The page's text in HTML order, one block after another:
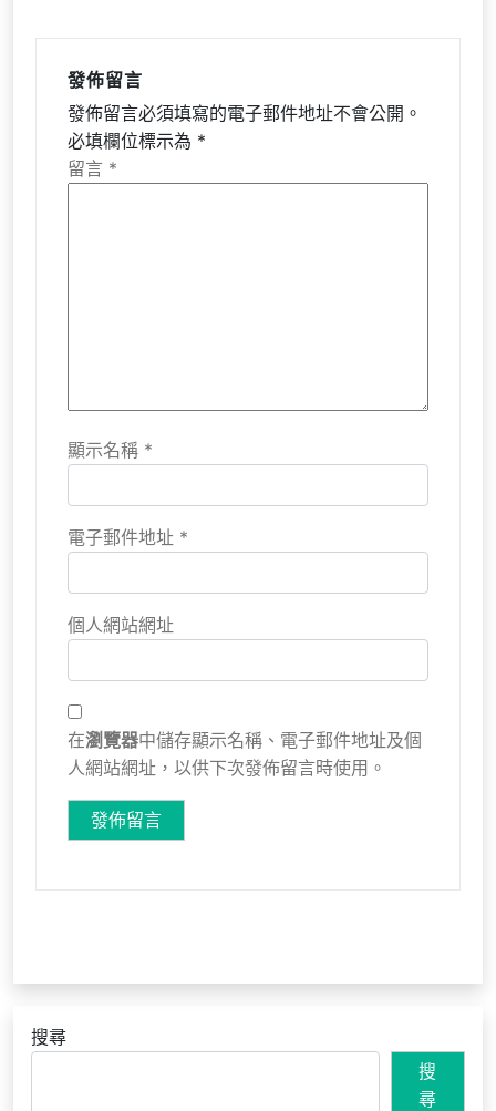
發佈留言
發佈留言必須填寫的電子郵件地址不會公開。
必填欄位標示為 *
留言 *
顯示名稱 *
電子郵件地址 *
個人網站網址
在瀏覽器中儲存顯示名稱、電子郵件地址及個
人網站網址，以供下次發佈留言時使用。
搜尋
搜
尋